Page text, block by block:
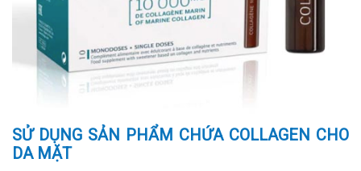
SỬ DỤNG SẢN PHẨM CHỨA COLLAGEN CHO
DA MẶT